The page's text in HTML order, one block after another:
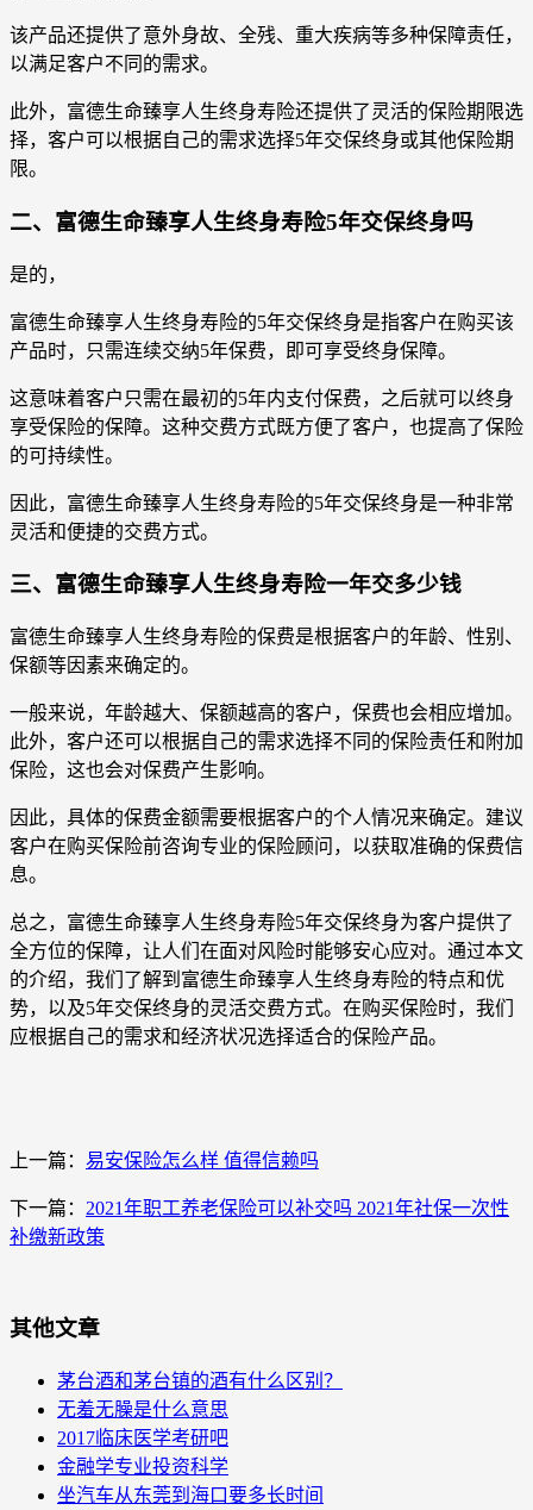
该产品还提供了意外身故、全残、重大疾病等多种保障责任，
以满足客户不同的需求。
此外，富德生命臻享人生终身寿险还提供了灵活的保险期限选
择，客户可以根据自己的需求选择5年交保终身或其他保险期
限。
二、富德生命臻享人生终身寿险5年交保终身吗
是的，
富德生命臻享人生终身寿险的5年交保终身是指客户在购买该
产品时，只需连续交纳5年保费，即可享受终身保障。
这意味着客户只需在最初的5年内支付保费，之后就可以终身
享受保险的保障。这种交费方式既方便了客户，也提高了保险
的可持续性。
因此，富德生命臻享人生终身寿险的5年交保终身是一种非常
灵活和便捷的交费方式。
三、富德生命臻享人生终身寿险一年交多少钱
富德生命臻享人生终身寿险的保费是根据客户的年龄、性别、
保额等因素来确定的。
一般来说，年龄越大、保额越高的客户，保费也会相应增加。
此外，客户还可以根据自己的需求选择不同的保险责任和附加
保险，这也会对保费产生影响。
因此，具体的保费金额需要根据客户的个人情况来确定。建议
客户在购买保险前咨询专业的保险顾问，以获取准确的保费信
息。
总之，富德生命臻享人生终身寿险5年交保终身为客户提供了
全方位的保障，让人们在面对风险时能够安心应对。通过本文
的介绍，我们了解到富德生命臻享人生终身寿险的特点和优
势，以及5年交保终身的灵活交费方式。在购买保险时，我们
应根据自己的需求和经济状况选择适合的保险产品。
上一篇： 易安保险怎么样 值得信赖吗
下一篇： 2021年职工养老保险可以补交吗 2021年社保一次性
补缴新政策
其他文章
茅台酒和茅台镇的酒有什么区别？
无羞无臊是什么意思
2017临床医学考研吧
金融学专业投资科学
坐汽车从东莞到海口要多长时间